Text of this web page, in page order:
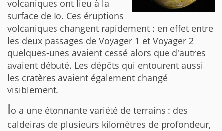
volcaniques ont lieu à la
surface de Io. Ces éruptions
volcaniques changent rapidement : en effet entre
les deux passages de Voyager 1 et Voyager 2
quelques-unes avaient cessé alors que d'autres
avaient débuté. Les dépôts qui entourent aussi
les cratères avaient également changé
visiblement.
Io a une étonnante variété de terrains : des
caldeiras de plusieurs kilomètres de profondeur,